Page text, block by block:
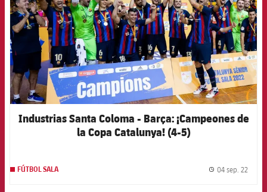
Industrias Santa Coloma - Barça: ¡Campeones de
la Copa Catalunya! (4-5)
FÚTBOL SALA 04 sep. 22